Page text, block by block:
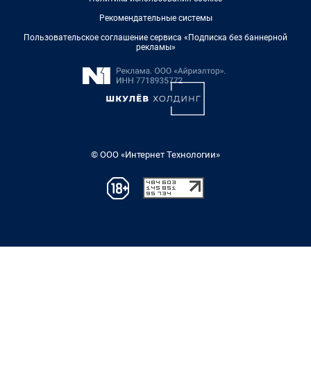
Рекомендательные системы
Пользовательское соглашение сервиса «Подписка без баннерной
рекламы»
© ООО «Интернет Технологии»